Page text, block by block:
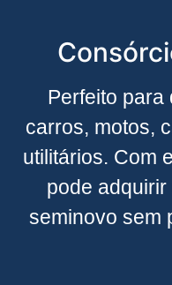
Perfeito para
carros, motos,
utilitários. Com
pode
seminovo sem